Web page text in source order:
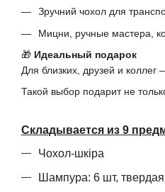
Зручний чохол для
Мицни, ручные мастера,
🎁 Идеальный подарок
Для близких, друзей и
Такой выбор подарит не
Складывается из 9
Чохол-шкіра
Шампура: 6 шт,